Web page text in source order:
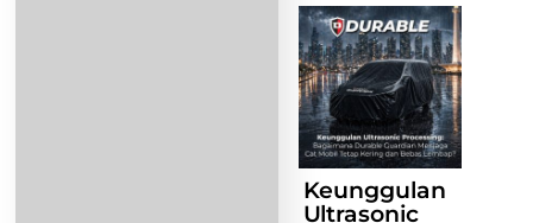
Keunggulan
Ultrasonic